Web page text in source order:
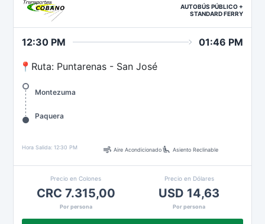
AUTOBÚS PÚBLICO +
STANDARD FERRY
12:30 PM 01:46 PM
📍Ruta: Puntarenas - San José
Montezuma
Paquera
Precio en Colones
CRC 7.315,00
Por persona
Precio en Dólares
USD 14,63
Por persona
Hora Salida: 12:30 PM air Aire Acondicionadoairline_seat_recline_extra Asiento Reclinable